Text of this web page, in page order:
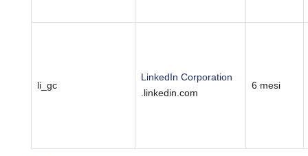
li_gc
LinkedIn Corporation
.linkedin.com
6 mesi